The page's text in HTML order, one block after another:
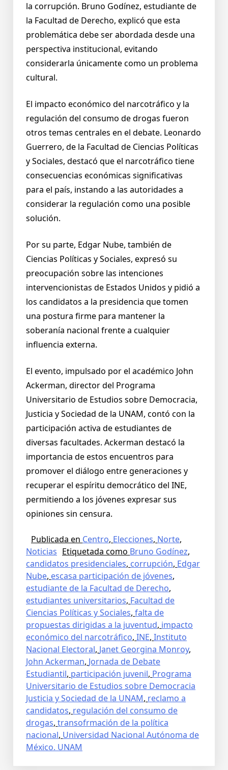
la corrupción. Bruno Godínez, estudiante de
la Facultad de Derecho, explicó que esta
problemática debe ser abordada desde una
perspectiva institucional, evitando
considerarla únicamente como un problema
cultural.
El impacto económico del narcotráfico y la
regulación del consumo de drogas fueron
otros temas centrales en el debate. Leonardo
Guerrero, de la Facultad de Ciencias Políticas
y Sociales, destacó que el narcotráfico tiene
consecuencias económicas significativas
para el país, instando a las autoridades a
considerar la regulación como una posible
solución.
Por su parte, Edgar Nube, también de
Ciencias Políticas y Sociales, expresó su
preocupación sobre las intenciones
intervencionistas de Estados Unidos y pidió a
los candidatos a la presidencia que tomen
una postura firme para mantener la
soberanía nacional frente a cualquier
influencia externa.
El evento, impulsado por el académico John
Ackerman, director del Programa
Universitario de Estudios sobre Democracia,
Justicia y Sociedad de la UNAM, contó con la
participación activa de estudiantes de
diversas facultades. Ackerman destacó la
importancia de estos encuentros para
promover el diálogo entre generaciones y
recuperar el espíritu democrático del INE,
permitiendo a los jóvenes expresar sus
opiniones sin censura.
Publicada en Centro, Elecciones, Norte,
Noticias Etiquetada como Bruno Godínez,
candidatos presidenciales, corrupción, Edgar
Nube, escasa participación de jóvenes,
estudiante de la Facultad de Derecho,
estudiantes universitarios, Facultad de
Ciencias Políticas y Sociales, falta de
propuestas dirigidas a la juventud, impacto
económico del narcotráfico, INE, Instituto
Nacional Electoral, Janet Georgina Monroy,
John Ackerman, Jornada de Debate
Estudiantil, participación juvenil, Programa
Universitario de Estudios sobre Democracia
Justicia y Sociedad de la UNAM, reclamo a
candidatos, regulación del consumo de
drogas, transofrmación de la política
nacional, Universidad Nacional Autónoma de
México. UNAM